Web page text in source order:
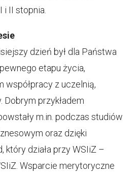
i II stopnia.
dzień był dla Państwa
etapu życia,
współpracy z uczelnią,
Dobrym przykładem
m.in. podczas studiów
oraz dzięki
który działa przy WSIiZ –
Wsparcie merytoryczne